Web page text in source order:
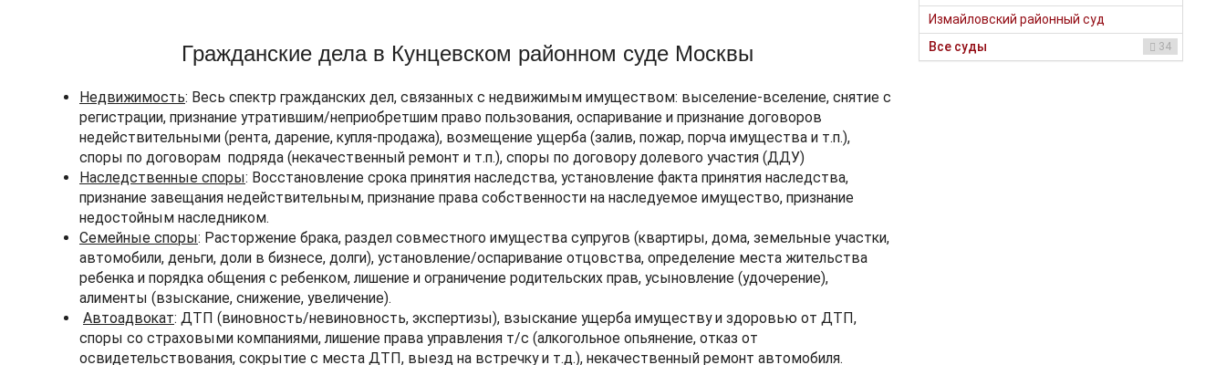
Гражданские дела в Кунцевском районном суде Москвы
Недвижимость: Весь спектр гражданских дел, связанных с недвижимым имуществом: выселение-вселение, снятие с
регистрации, признание утратившим/неприобретшим право пользования, оспаривание и признание договоров
недействительными (рента, дарение, купля-продажа), возмещение ущерба (залив, пожар, порча имущества и т.п.),
споры по договорам подряда (некачественный ремонт и т.п.), споры по договору долевого участия (ДДУ)
Наследственные споры: Восстановление срока принятия наследства, установление факта принятия наследства,
признание завещания недействительным, признание права собственности на наследуемое имущество, признание
недостойным наследником.
Семейные споры: Расторжение брака, раздел совместного имущества супругов (квартиры, дома, земельные участки,
автомобили, деньги, доли в бизнесе, долги), установление/оспаривание отцовства, определение места жительства
ребенка и порядка общения с ребенком, лишение и ограничение родительских прав, усыновление (удочерение),
алименты (взыскание, снижение, увеличение).
Автоадвокат: ДТП (виновность/невиновность, экспертизы), взыскание ущерба имуществу и здоровью от ДТП,
споры со страховыми компаниями, лишение права управления т/с (алкогольное опьянение, отказ от
освидетельствования, сокрытие с места ДТП, выезд на встречку и т.д.), некачественный ремонт автомобиля.
Измайловский районный суд
34
Все суды